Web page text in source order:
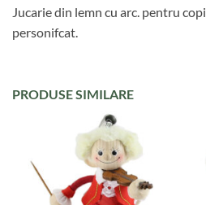
Jucarie din lemn cu arc. pentru
personifcat.
PRODUSE SIMILARE